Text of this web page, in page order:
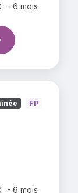
Durée totale :
- 6 mois
Durée totale :
- 6 mois
FP